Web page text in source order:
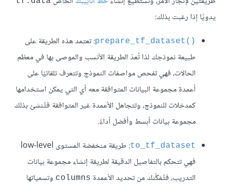
يدويًا إذا رغبت بذلك:
prepare_tf_dataset()‎: تعتمد هذه الطريقة على
طبيعة نموذجك لذا تُعدّ الطريقة الأنسب والموصى بها في معظم
الحالات، فهي تفحص مواصفات النموذج وتتعرف تلقائيًا على
أعمدة مجموعة البيانات المتوافقة معه أي التي يمكن استخدامها
كمدخلات للنموذج، وتتجاهل الأعمدة غير المتوافقة فتُنشئ بذلك
مجموعة بيانات أبسط وأفضل أداءً.
to_tf_dataset
: طريقة منخفضة المستوى low-level
فهي تتحكم بالتفاصيل الدقيقة لطريقة إنشاء مجموعة بيانات
التدريب، فتُمَكِّنك من تحديد الأعمدة columns وتسمياتها